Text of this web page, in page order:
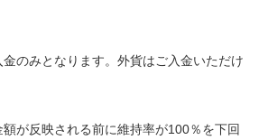
金のみとなります。外貨はご入金いただけ
額が反映される前に維持率が100％を下回